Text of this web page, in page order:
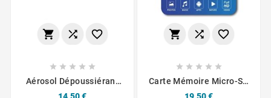
  
    
Aérosol Dépoussiérant
Prix
  
    
Carte Mémoire Micro-SD
Prix